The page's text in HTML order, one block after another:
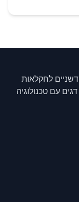
לחקלאות
עם טכנולוגיה